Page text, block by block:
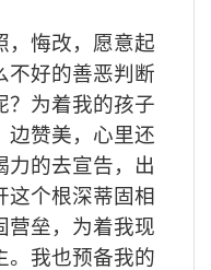
，悔改，愿意起
不好的善恶判断
？为着我的孩子
边赞美，心里还
力的去宣告，出
这个根深蒂固相
营垒，为着我现
。我也预备我的